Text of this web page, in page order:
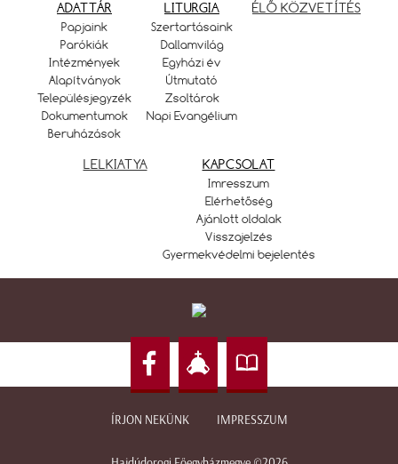
ADATTÁR
Papjaink
Parókiák
Intézmények
Alapítványok
Településjegyzék
Dokumentumok
Beruházások
LITURGIA
Szertartásaink
Dallamvilág
Egyházi év
Útmutató
Zsoltárok
Napi Evangélium
ÉLŐ KÖZVETÍTÉS
LELKIATYA KAPCSOLAT
Imresszum
Elérhetőség
Ajánlott oldalak
Visszajelzés
Gyermekvédelmi bejelentés
ÍRJON NEKÜNK IMPRESSZUM